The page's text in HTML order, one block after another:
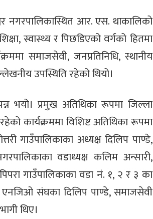
आर. एस. थाकालिको
स्वास्थ्य र पिछडिएको वर्गको हितमा
समाजसेवी, जनप्रतिनिधि, स्थानीय
उपस्थिति रहेको थियो।
भयो। प्रमुख अतिथिका रूपमा जिल्ला
कार्यक्रममा विशिष्ट अतिथिका रूपमा
गाउँपालिकाका अध्यक्ष दिलिप पाण्डे,
वडाध्यक्ष कलिम अन्सारी,
गाउँपालिकाका वडा नं. १, २ र ३ का
एनजिओ संघका दिलिप पाण्डे, समाजसेवी
थिए।